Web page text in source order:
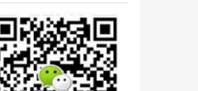
扫车系列